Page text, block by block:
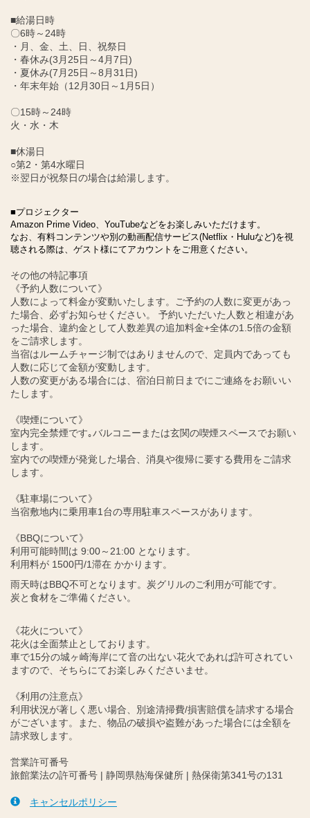
■給湯日時
〇6時～24時
・月、金、土、日、祝祭日
・春休み(3月25日～4月7日)
・夏休み(7月25日～8月31日)
・年末年始（12月30日～1月5日）
〇15時～24時
火・水・木
■休湯日
○第2・第4水曜日
※翌日が祝祭日の場合は給湯します。
■プロジェクター
Amazon Prime Video、YouTubeなどをお楽しみいただけます。
なお、有料コンテンツや別の動画配信サービス(Netflix・Huluなど)を視
聴される際は、ゲスト様にてアカウントをご用意ください。
その他の特記事項
《予約人数について》
人数によって料金が変動いたします。ご予約の人数に変更があっ
た場合、必ずお知らせください。 予約いただいた人数と相違があ
った場合、違約金として人数差異の追加料金+全体の1.5倍の金額
をご請求します。
当宿はルームチャージ制ではありませんので、定員内であっても
人数に応じて金額が変動します。
人数の変更がある場合には、宿泊日前日までにご連絡をお願いい
たします。
《喫煙について》
室内完全禁煙です｡バルコニーまたは玄関の喫煙スペースでお願い
します。
室内での喫煙が発覚した場合、消臭や復帰に要する費用をご請求
します。
《駐車場について》
当宿敷地内に乗用車1台の専用駐車スペースがあります。
《BBQについて》
利用可能時間は 9:00～21:00 となります。
利用料が 1500円/1滞在 かかります。
雨天時はBBQ不可となります。炭グリルのご利用が可能です。
炭と食材をご準備ください。
《花火について》
花火は全面禁止としております。
車で15分の城ヶ崎海岸にて音の出ない花火であれば許可されてい
ますので、そちらにてお楽しみくださいませ。
《利用の注意点》
利用状況が著しく悪い場合、別途清掃費/損害賠償を請求する場合
がございます。また、物品の破損や盗難があった場合には全額を
請求致します。
営業許可番号
旅館業法の許可番号 | 静岡県熱海保健所 | 熱保衛第341号の131
キャンセルポリシー